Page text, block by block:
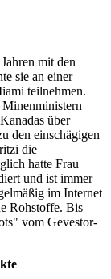
mit den
sie an einer
teilnehmen.
über
den einschägigen
die
hatte Frau
und ist immer
im Internet
Rohstoffe. Bis
vom Gevestor-